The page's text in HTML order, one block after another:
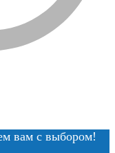
вам с выбором!